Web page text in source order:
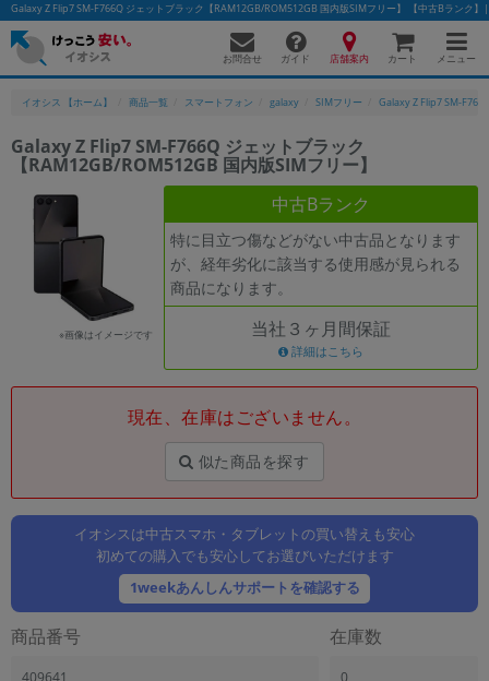
Galaxy Z Flip7 SM-F766Q ジェットブラック【RAM12GB/ROM512GB 国内版SIMフリー】 【中古Bランク
お問合せ ガイド 店舗案内 カート メニュー
イオシス 【ホーム】 商品一覧 スマートフォン galaxy SIMフリー Galaxy Z Flip7 SM-
Galaxy Z Flip7 SM-F766Q ジェットブラック
【RAM12GB/ROM512GB 国内版SIMフリー】
※画像はイメージです
中古Bランク
特に目立つ傷などがない中古品となります
が、経年劣化に該当する使用感が見られる
商品になります。
当社３ヶ月間保証
詳細はこちら
現在、在庫はございません。
似た商品を探す
イオシスは中古スマホ・タブレットの買い替えも安心
初めての購入でも安心してお選びいただけます
1weekあんしんサポートを確認する
商品番号
409641
在庫数
0
かんたんパソコン検索に切り替える
フリーワード
除外ワード
人気の検索ワード： Let's note
「スマートフォン」「タブレット」など
メーカー
製造、販売メーカーの絞り込み
機能・特徴
商品の搭載機能による絞り込み